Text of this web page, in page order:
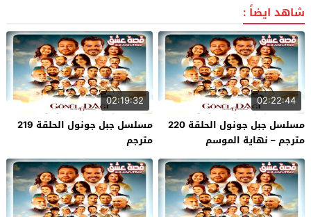
شاهد ايضاً :
02:22:44
مسلسل جبل جونول الحلقة 220
مترجم – نهاية الموسم
02:19:32
مسلسل جبل جونول الحلقة 219
مترجم